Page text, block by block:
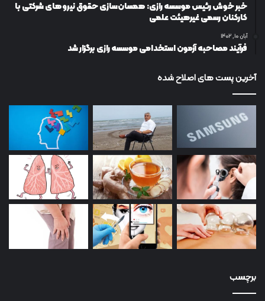
خبر خوش رئیس موسسه رازی: همسان‌سازی حقوق نیروهای شرکتی با
کارکنان رسمی غیرهیئت علمی
آبان ۱۰, ۱۴۰۲
فرآیند مصاحبه آزمون استخدامی موسسه رازی برگزار شد
آخرین پست های اصلاح شده
برچسب